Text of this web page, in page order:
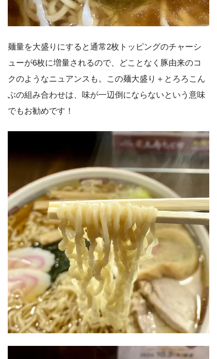
麺量を大盛りにすると通常2枚トッピングのチャーシ
ューが6枚に増量されるので、どことなく豚由来のコ
クのようなニュアンスも。この麺大盛り＋とろろこん
ぶの組み合わせは、味が一辺倒にならないという意味
でもお勧めです！